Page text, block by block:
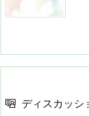
ディスカッシ